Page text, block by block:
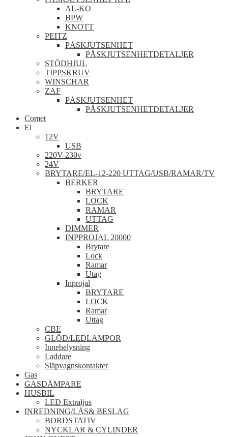
AL-KO
BPW
KNOTT
PEITZ
PÅSKJUTSENHET
PÅSKJUTSENHETDETALJER
STÖDHJUL
TIPPSKRUV
WINSCHAR
ZAF
PÅSKJUTSENHET
PÅSKJUTSENHETDETALJER
Comet
El
12V
USB
220V-230v
24V
BRYTARE/EL-12-220 UTTAG/USB/RAMAR/TV
BERKER
BRYTARE
LOCK
RAMAR
UTTAG
DIMMER
INPPROJAL 20000
Brytare
Lock
Ramar
Utag
Inprojal
BRYTARE
LOCK
Ramar
Uttag
CBE
GLÖD/LEDLAMPOR
Innebelysning
Laddare
Släpvagnskontakter
Gas
GASDÄMPARE
HUSBIL
LED Extraljus
INREDNING/LÅS& BESLAG
BORDSTATIV
NYCKLAR & CYLINDER